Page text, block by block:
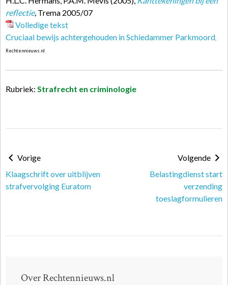
reflectie, Trema 2005/07
Volledige tekst
Cruciaal bewijs achtergehouden in Schiedammer Parkmoord
Rechtennieuws.nl
Rubriek: Strafrecht en criminologie
Vorige
Klaagschrift over uitblijven
strafvervolging Euratom
Volgende
Belastingdienst start
verzending
toeslagformulieren
Over Rechtennieuws.nl